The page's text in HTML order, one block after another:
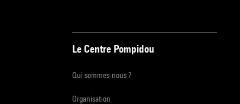
Le Centre Pompidou
Qui sommes-nous ?
Organisation